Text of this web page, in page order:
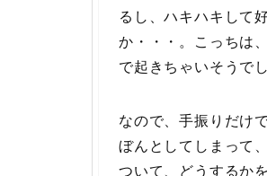
るし、ハキハキして
か・・・。こっちは
で起きちゃいそうでし
なので、手振りだけ
ぼんとしてしまって
ついて、どうするか